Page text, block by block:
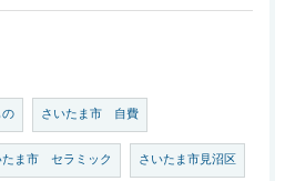
さいたま市 自費
たま市 セラミック さいたま市見沼区